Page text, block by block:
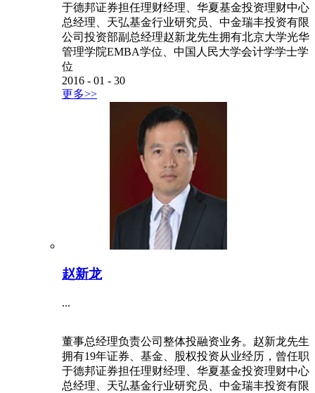
于德邦证券担任理财经理、华夏基金投资理财中心
总经理、天弘基金行业研究员、中金瑞丰投资有限
公司投资部副总经理赵新龙先生拥有北京大学光华
管理学院EMBA学位、中国人民大学会计学学士学
位
2016 - 01 - 30
更多>>
赵新龙
...
董事总经理负责公司整体投融资业务。赵新龙先生
拥有19年证券、基金、股权投资从业经历，曾任职
于德邦证券担任理财经理、华夏基金投资理财中心
总经理、天弘基金行业研究员、中金瑞丰投资有限